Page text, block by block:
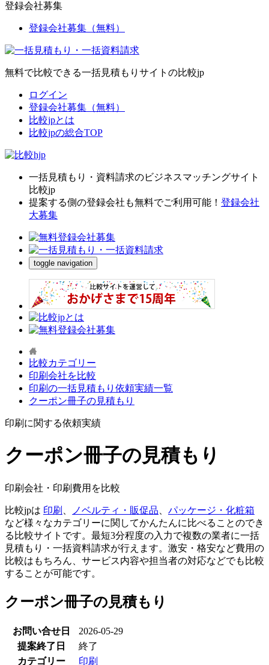
登録会社募集
登録会社募集（無料）
無料で比較できる一括見積もりサイトの比較jp
ログイン
登録会社募集（無料）
比較jpとは
比較jpの総合TOP
一括見積もり・資料請求のビジネスマッチングサイト
比較jp
提案する側の登録会社も無料でご利用可能！ 登録会社
大募集
toggle navigation
比較カテゴリー
印刷会社を比較
印刷の一括見積もり依頼実績一覧
クーポン冊子の見積もり
印刷に関する依頼実績
クーポン冊子の見積もり
印刷会社・印刷費用を比較
比較jpは 印刷 ノベルティ・販促品
パッケージ・化粧箱
など様々なカテゴリーに関してかんたんに比べることのでき
る比較サイトです。最短3分程度の入力で複数の業者に一括
見積もり・一括資料請求が行えます。激安・格安など費用の
比較はもちろん、サービス内容や担当者の対応などでも比較
することが可能です。
クーポン冊子の見積もり
お問い合せ日
2026-05-29
提案終了日
終了
カテゴリー
印刷